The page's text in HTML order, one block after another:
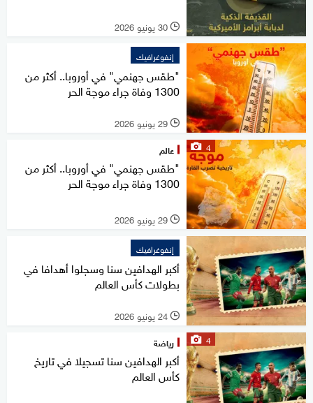
l 30 يونيو 2026
إنفوغرافيك
"طقس جهنمي" في أوروبا.. أكثر من
1300 وفاة جراء موجة الحر
l 29 يونيو 2026
4 عالم
"طقس جهنمي" في أوروبا.. أكثر من
1300 وفاة جراء موجة الحر
l 29 يونيو 2026
إنفوغرافيك
أكبر الهدافين سنا وسجلوا أهدافا في
بطولات كأس العالم
l 24 يونيو 2026
4 رياضة
أكبر الهدافين سنا تسجيلا في تاريخ
كأس العالم